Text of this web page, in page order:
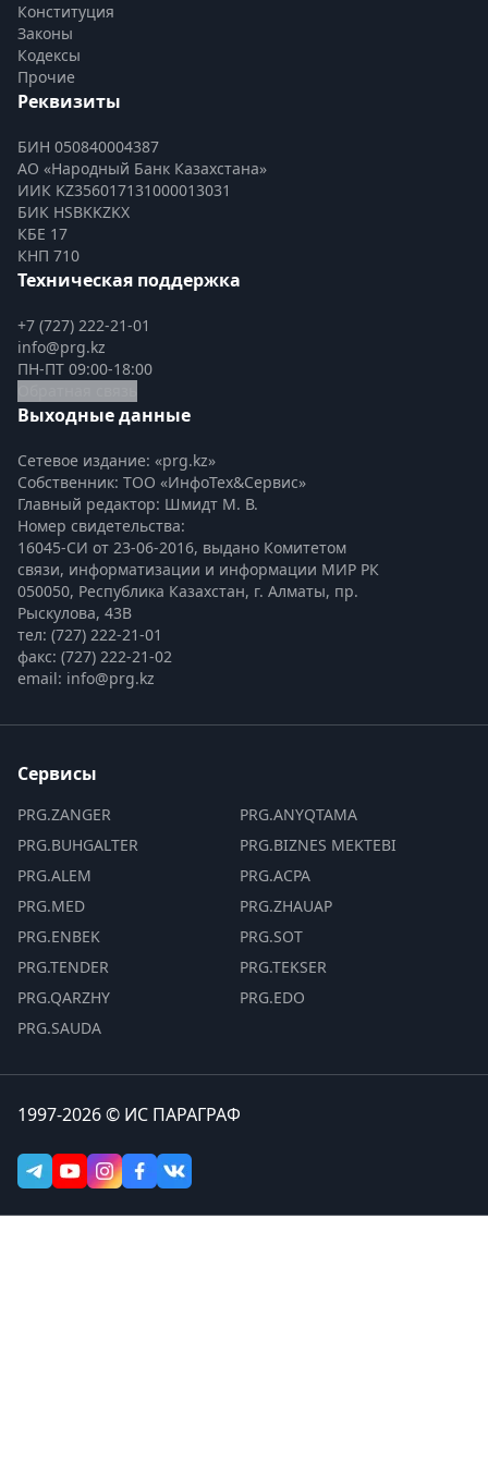
Конституция
Законы
Кодексы
Прочие
Реквизиты
БИН 050840004387
АО «Народный Банк Казахстана»
ИИК KZ356017131000013031
БИК HSBKKZKX
КБЕ 17
КНП 710
Техническая поддержка
+7 (727) 222-21-01
info@prg.kz
ПН-ПТ 09:00-18:00
Выходные данные
Сетевое издание: «prg.kz»
Собственник: ТОО «ИнфоТех&Сервис»
Главный редактор: Шмидт М. В.
Номер свидетельства:
16045-СИ от 23-06-2016, выдано Комитетом
связи, информатизации и информации МИР РК
050050, Республика Казахстан, г. Алматы, пр.
Рыскулова, 43В
тел: (727) 222-21-01
факс: (727) 222-21-02
email: info@prg.kz
Сервисы
PRG.ZANGER
PRG.BUHGALTER
PRG.ALEM
PRG.MED
PRG.ENBEK
PRG.TENDER
PRG.QARZHY
PRG.SAUDA
PRG.ANYQTAMA
PRG.BIZNES MEKTEBI
PRG.ACPA
PRG.ZHAUAP
PRG.SOT
PRG.TEKSER
PRG.EDO
1997-2026 © ИС ПАРАГРАФ